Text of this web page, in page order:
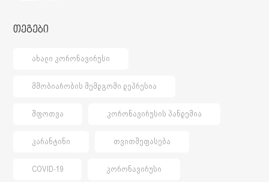
თეგები
ᲐᲮᲐᲚᲘ ᲙᲝᲠᲝᲜᲐᲕᲘᲠᲣᲡᲘ
ᲛᲨᲝᲑᲘᲐᲠᲝᲑᲘᲡ ᲨᲔᲛᲓᲒᲝᲛᲘ ᲓᲔᲞᲠᲔᲡᲘᲐ
ᲨᲤᲝᲗᲕᲐ ᲙᲝᲠᲝᲜᲐᲕᲘᲠᲣᲡᲘᲡ ᲞᲐᲜᲓᲔᲛᲘᲐ
ᲙᲐᲠᲐᲜᲢᲘᲜᲘ ᲗᲕᲘᲗᲨᲔᲤᲐᲡᲔᲑᲐ
COVID-19 ᲙᲝᲠᲝᲜᲐᲕᲘᲠᲣᲡᲘ